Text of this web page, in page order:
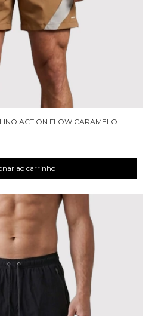
ACTION FLOW CARAMELO